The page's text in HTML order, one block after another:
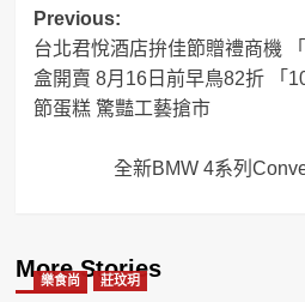
Post
navigation
Previous:
台北君悅酒店拚佳節贈禮商機
盒開賣 8月16日前早鳥82折 「
節蛋糕 驚豔工藝搶市
全新BMW 4系列
More Stories
樂食尚 莊玟玥